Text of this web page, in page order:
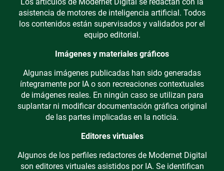
asistencia de motores de inteligencia artificial. Todos
los contenidos están supervisados y validados por el
equipo editorial.
Imágenes y materiales gráficos
Algunas imágenes publicadas han sido generadas
íntegramente por IA o son recreaciones contextuales
de imágenes reales. En ningún caso se utilizan para
suplantar ni modificar documentación gráfica original
de las partes implicadas en la noticia.
Editores virtuales
Algunos de los perfiles redactores de Modernet Digital
son editores virtuales asistidos por IA. Se identifican